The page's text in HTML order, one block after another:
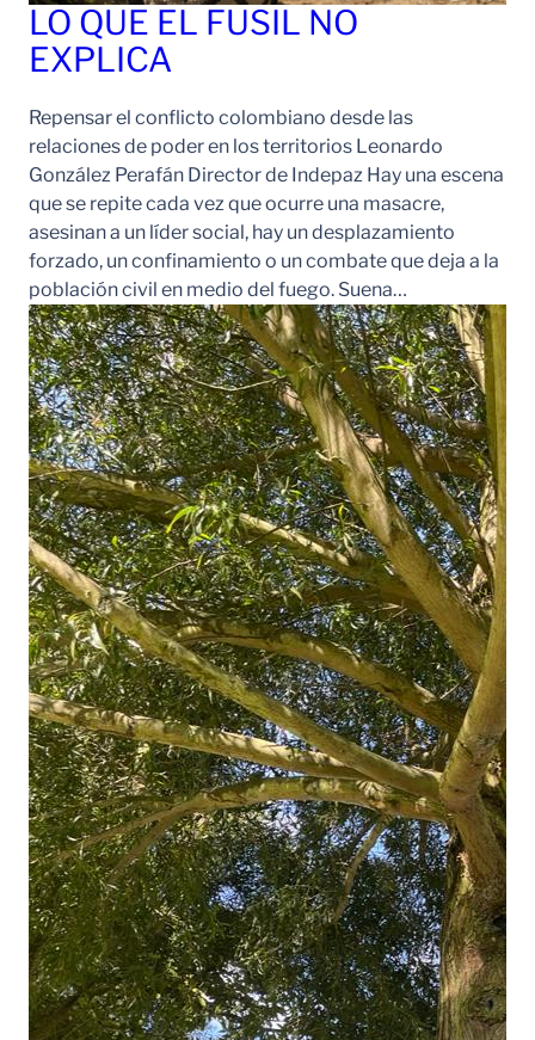
LO QUE EL FUSIL NO
EXPLICA
Repensar el conflicto colombiano desde las
relaciones de poder en los territorios Leonardo
González Perafán Director de Indepaz Hay una escena
que se repite cada vez que ocurre una masacre,
asesinan a un líder social, hay un desplazamiento
forzado, un confinamiento o un combate que deja a la
población civil en medio del fuego. Suena…